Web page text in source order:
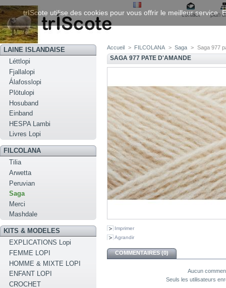
contact plan
LAINE ISLANDAISE
Léttlopi
Fjallalopi
Álafosslopi
Plötulopi
Hosuband
Einband
HESPA Lambi
Livres Lopi
FILCOLANA
Tilia
Arwetta
Peruvian
Saga
Merci
Mashdale
KITS & MODELES
EXPLICATIONS Lopi
FEMME LOPI
HOMME & MIXTE LOPI
ENFANT LOPI
CROCHET
Accueil > FILCOLANA > Saga > Saga 977
SAGA 977 PATE D'AMANDE
Imprimer
Agrandir
COMMENTAIRES (0)
Aucun
Seuls les utilisateurs
trIScote utilise des cookies pour vous offrir le meilleur